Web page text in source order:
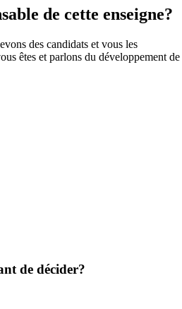
de cette enseigne?
des candidats et vous les
êtes et parlons du développement de
de décider?